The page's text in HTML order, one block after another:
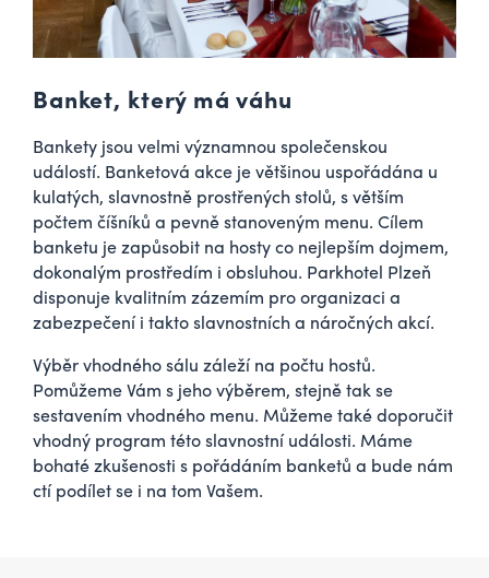
Banket, který má váhu
Bankety jsou velmi významnou společenskou
událostí. Banketová akce je většinou uspořádána u
kulatých, slavnostně prostřených stolů, s větším
počtem číšníků a pevně stanoveným menu. Cílem
banketu je zapůsobit na hosty co nejlepším dojmem,
dokonalým prostředím i obsluhou. Parkhotel Plzeň
disponuje kvalitním zázemím pro organizaci a
zabezpečení i takto slavnostních a náročných akcí.
Výběr vhodného sálu záleží na počtu hostů.
Pomůžeme Vám s jeho výběrem, stejně tak se
sestavením vhodného menu. Můžeme také doporučit
vhodný program této slavnostní události. Máme
bohaté zkušenosti s pořádáním banketů a bude nám
ctí podílet se i na tom Vašem.